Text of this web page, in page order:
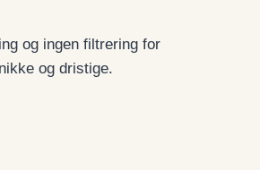
og ingen filtrering for
og dristige.